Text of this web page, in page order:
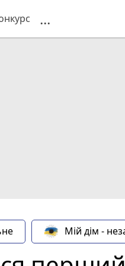
...
Мій дім -